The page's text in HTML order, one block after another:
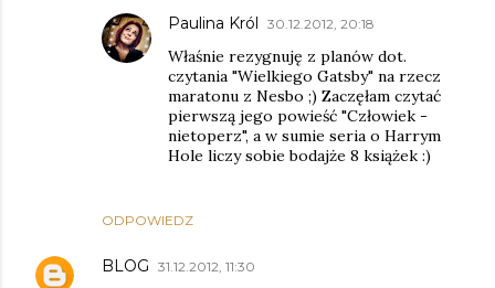
ODPOWIEDZ
Paulina Król 30.12.2012, 20:18
Właśnie rezygnuję z planów dot.
czytania "Wielkiego Gatsby" na rzecz
maratonu z Nesbo ;) Zaczęłam czytać
pierwszą jego powieść "Człowiek -
nietoperz", a w sumie seria o Harrym
Hole liczy sobie bodajże 8 książek :)
BLOG 31.12.2012, 11:30